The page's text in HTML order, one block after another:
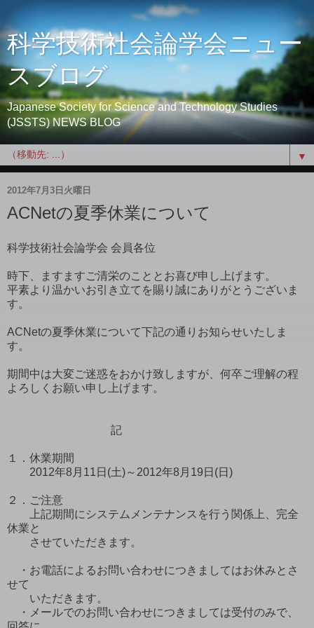
科学技術社会論学会ニュー
スブログ
Japanese Society for Science and Technology Studies
(JSSTS) NEWS BLOG
▼
2012年7月3日火曜日
ACNetの夏季休業について
科学技術社会論学会 会員各位
時下、ますますご清栄のこととお喜び申し上げます。
平素より温かいお引き立てを賜り誠にありがとうございま
す。
ACNetの夏季休業について下記の通りお知らせいたしま
す。
期間中は大変ご迷惑をおかけ致しますが、何卒ご理解の程
よろしくお願い申し上げます。
記
１．休業期間
2012年8月11日(土)～2012年8月19日(日)
２．ご注意
上記期間にシステムメンテナンスを行う関係上、完全
休業と
させていただきます。
・お電話によるお問い合わせにつきましてはお休みとさ
せて
いただきます。
・メールでのお問い合わせにつきましては受付のみで、